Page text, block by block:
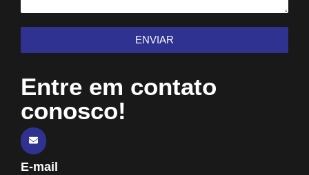
ENVIAR
Entre em contato
conosco!
E-mail